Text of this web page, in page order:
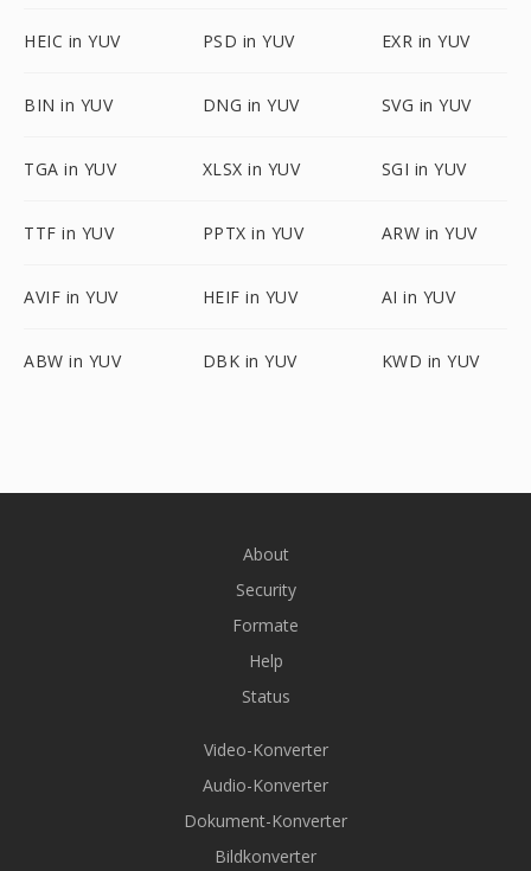
HEIC in YUV PSD in YUV EXR in YUV
BIN in YUV DNG in YUV SVG in YUV
TGA in YUV XLSX in YUV SGI in YUV
TTF in YUV PPTX in YUV ARW in YUV
AVIF in YUV HEIF in YUV AI in YUV
ABW in YUV DBK in YUV KWD in YUV
About
Security
Formate
Help
Status
Video-Konverter
Audio-Konverter
Dokument-Konverter
Bildkonverter